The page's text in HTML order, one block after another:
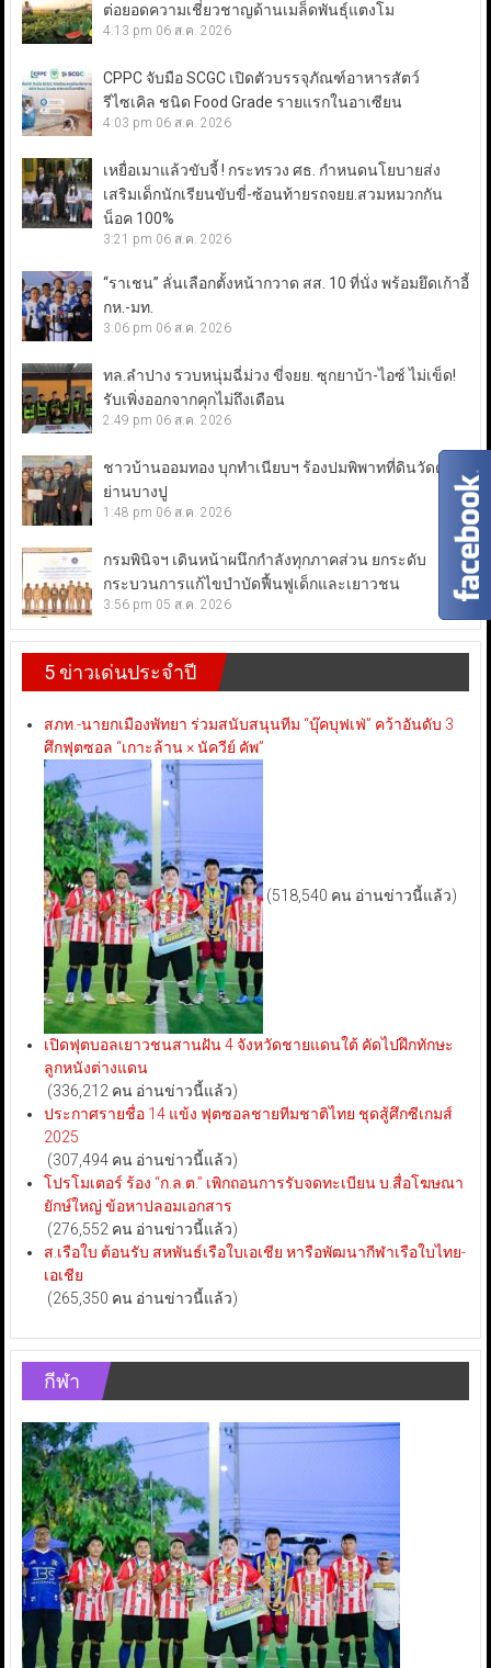
ต่อยอดความเชี่ยวชาญด้านเมล็ดพันธุ์แตงโม
4:13 pm 06 ส.ค. 2026
CPPC จับมือ SCGC เปิดตัวบรรจุภัณฑ์อาหารสัตว์
รีไซเคิล ชนิด Food Grade รายแรกในอาเซียน
4:03 pm 06 ส.ค. 2026
เหยื่อเมาแล้วขับจี้ ! กระทรวง ศธ. กำหนดนโยบายส่ง
เสริมเด็กนักเรียนขับขี่-ซ้อนท้ายรถจยย.สวมหมวกกัน
น็อค 100%
3:21 pm 06 ส.ค. 2026
“ราเชน” ลั่นเลือกตั้งหน้ากวาด สส. 10 ที่นั่ง พร้อมยึดเก้าอี้
กห.-มท.
3:06 pm 06 ส.ค. 2026
ทล.ลำปาง รวบหนุ่มฉี่ม่วง ขี่จยย. ซุกยาบ้า-ไอซ์ ไม่เข็ด!
รับเพิ่งออกจากคุกไม่ถึงเดือน
2:49 pm 06 ส.ค. 2026
ชาวบ้านออมทอง บุกทำเนียบฯ ร้องปมพิพาทที่ดินวัดดัง
ย่านบางปู
1:48 pm 06 ส.ค. 2026
กรมพินิจฯ เดินหน้าผนึกกำลังทุกภาคส่วน ยกระดับ
กระบวนการแก้ไขบำบัดฟื้นฟูเด็กและเยาวชน
3:56 pm 05 ส.ค. 2026
5 ข่าวเด่นประจำปี
สภท.-นายกเมืองพัทยา ร่วมสนับสนุนทีม “บุ๊คบุฟเฟ่” คว้าอันดับ 3
ศึกฟุตซอล “เกาะล้าน × นัควีย์ คัพ”
(518,540 คน อ่านข่าวนี้แล้ว)
เปิดฟุตบอลเยาวชนสานฝัน 4 จังหวัดชายแดนใต้ คัดไปฝึกทักษะ
ลูกหนังต่างแดน
(336,212 คน อ่านข่าวนี้แล้ว)
ประกาศรายชื่อ 14 แข้ง ฟุตซอลชายทีมชาติไทย ชุดสู้ศึกซีเกมส์
2025
(307,494 คน อ่านข่าวนี้แล้ว)
โปรโมเตอร์ ร้อง “ก.ล.ต.” เพิกถอนการรับจดทะเบียน บ.สื่อโฆษณา
ยักษ์ใหญ่ ข้อหาปลอมเอกสาร
(276,552 คน อ่านข่าวนี้แล้ว)
ส.เรือใบ ต้อนรับ สหพันธ์เรือใบเอเชีย หารือพัฒนากีฬาเรือใบไทย-
เอเชีย
(265,350 คน อ่านข่าวนี้แล้ว)
กีฬา